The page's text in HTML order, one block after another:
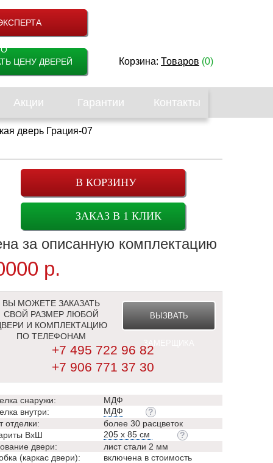
ЦЕНУ ДВЕРЕЙ
Корзина: Товаров (0)
Акции Гарантии Контакты
дверь Грация-07
В КОРЗИНУ
ЗАКАЗ В 1 КЛИК
за описанную комплектацию
р.
ВЫЗВАТЬ
ВЫ МОЖЕТЕ ЗАКАЗАТЬ
СВОЙ РАЗМЕР ЛЮБОЙ
И КОМПЛЕКТАЦИЮ
ПО ТЕЛЕФОНАМ
+7 495 722 96 82
+7 906 771 37 30
снаружи:
МДФ
внутри:
МДФ
отделки:
более 30 расцветок
ВхШ
205 х 85 см
двери:
лист стали 2 мм
(каркас двери):
включена в стоимость